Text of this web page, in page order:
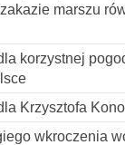
marszu
korzystnej
Krzysztofa
wkroczenia